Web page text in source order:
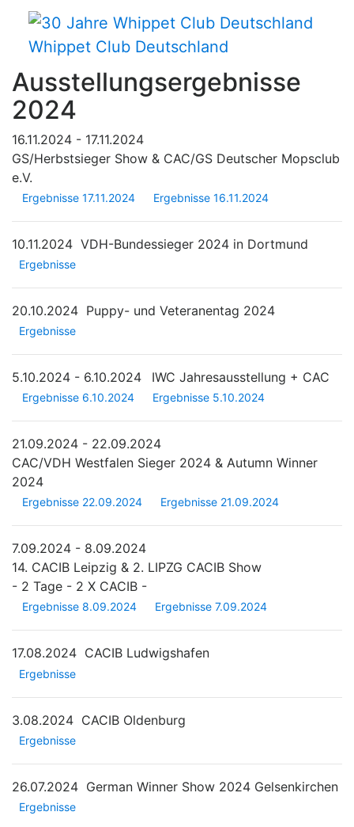
Whippet Club Deutschland
Ausstellungsergebnisse
2024
16.11.2024 - 17.11.2024
GS/Herbstsieger Show & CAC/GS Deutscher Mopsclub
e.V.
Ergebnisse 17.11.2024 Ergebnisse 16.11.2024
10.11.2024 VDH-Bundessieger 2024 in Dortmund
Ergebnisse
20.10.2024 Puppy- und Veteranentag 2024
Ergebnisse
5.10.2024 - 6.10.2024 IWC Jahresausstellung + CAC
Ergebnisse 6.10.2024 Ergebnisse 5.10.2024
21.09.2024 - 22.09.2024
CAC/VDH Westfalen Sieger 2024 & Autumn Winner
2024
Ergebnisse 22.09.2024 Ergebnisse 21.09.2024
7.09.2024 - 8.09.2024
14. CACIB Leipzig & 2. LIPZG CACIB Show
- 2 Tage - 2 X CACIB -
Ergebnisse 8.09.2024 Ergebnisse 7.09.2024
17.08.2024 CACIB Ludwigshafen
Ergebnisse
3.08.2024 CACIB Oldenburg
Ergebnisse
26.07.2024 German Winner Show 2024 Gelsenkirchen
Ergebnisse